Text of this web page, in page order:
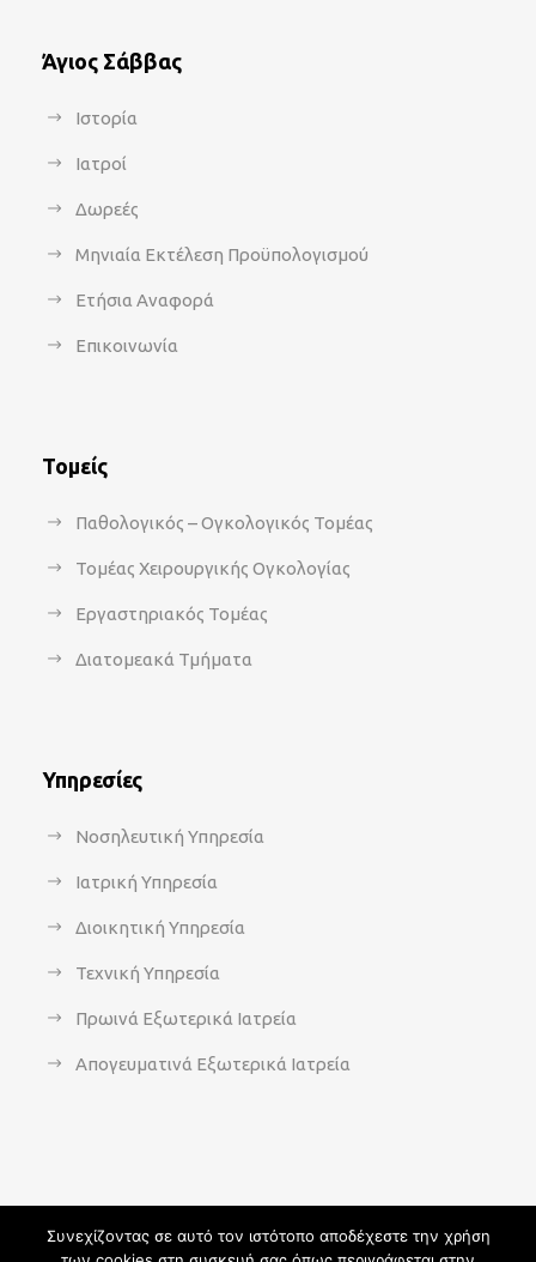
Άγιος Σάββας
Ιστορία
Ιατροί
Δωρεές
Μηνιαία Εκτέλεση Προϋπολογισμού
Ετήσια Αναφορά
Επικοινωνία
Τομείς
Παθολογικός – Ογκολογικός Τομέας
Τομέας Χειρουργικής Ογκολογίας
Εργαστηριακός Τομέας
Διατομεακά Τμήματα
Υπηρεσίες
Νοσηλευτική Υπηρεσία
Ιατρική Υπηρεσία
Διοικητική Υπηρεσία
Τεχνική Υπηρεσία
Πρωινά Εξωτερικά Ιατρεία
Απογευματινά Εξωτερικά Ιατρεία
Συνεχίζοντας σε αυτό τον ιστότοπο αποδέχεστε την χρήση